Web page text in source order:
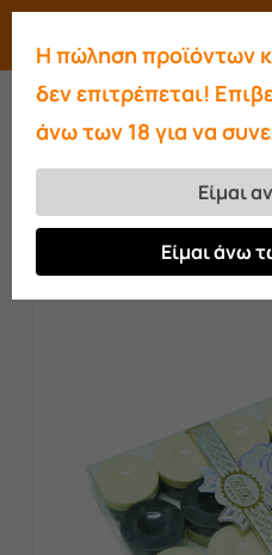
Skip
main
contentΑρχική σελίδα
Είδη
Τάβλι
Πούλια
μεγάλο
Η πώληση προϊόντων
δεν επιτρέπεται!
άνω των 18 για να
Είμαι
Είμαι άνω